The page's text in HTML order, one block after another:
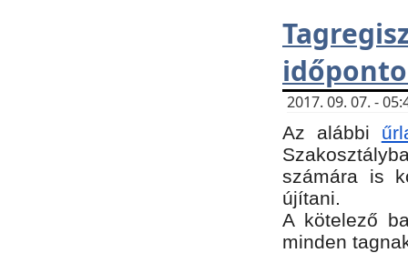
2017. 09. 07. -
Az alábbi
számára is
újítani.
​A kötelező
minden